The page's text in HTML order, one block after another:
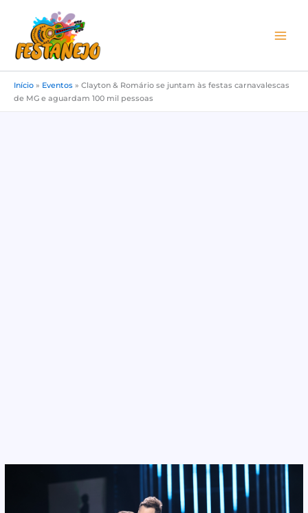
conteúdo
Início » Eventos » Clayton & Romário se juntam às festas carnavalescas
de MG e aguardam 100 mil pessoas